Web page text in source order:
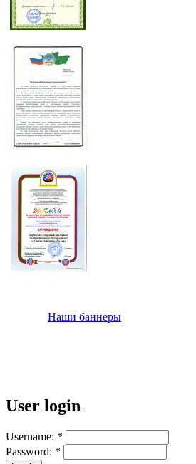
Наши баннеры
User login
Username: *
Password: *